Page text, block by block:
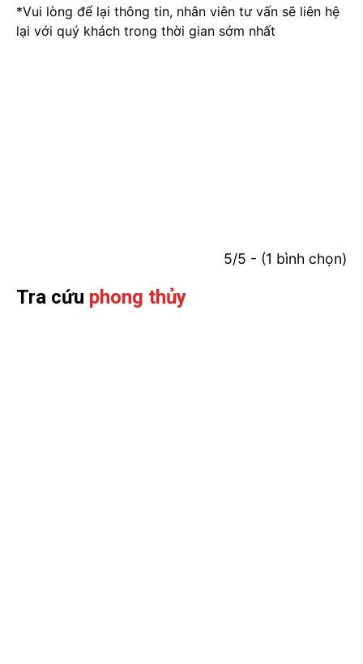
*Vui lòng để lại thông tin, nhân viên tư vấn sẽ liên hệ
lại với quý khách trong thời gian sớm nhất
5/5 - (1 bình chọn)
Tra cứu phong thủy